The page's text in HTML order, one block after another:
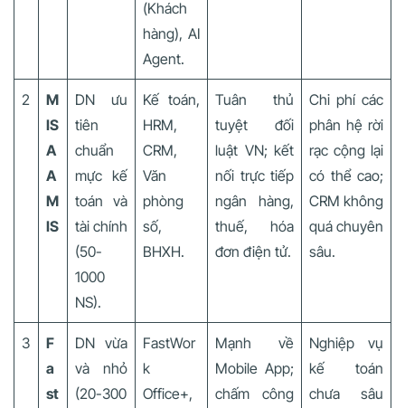
(Khách
hàng), AI
Agent.
2
M
IS
A
A
M
IS
DN ưu
tiên
chuẩn
mực kế
toán và
tài chính
(50-
1000
NS).
Kế toán,
HRM,
CRM,
Văn
phòng
số,
BHXH.
Tuân thủ
tuyệt đối
luật VN; kết
nối trực tiếp
ngân hàng,
thuế, hóa
đơn điện tử.
Chi phí các
phân hệ rời
rạc cộng lại
có thể cao;
CRM không
quá chuyên
sâu.
3
F
a
st
DN vừa
và nhỏ
(20-300
FastWor
k
Office+,
Mạnh về
Mobile App;
chấm công
Nghiệp vụ
kế toán
chưa sâu